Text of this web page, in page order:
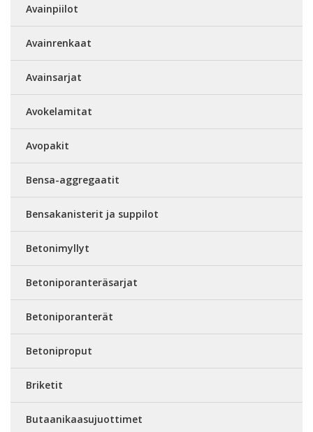
Avainpiilot
Avainrenkaat
Avainsarjat
Avokelamitat
Avopakit
Bensa-aggregaatit
Bensakanisterit ja suppilot
Betonimyllyt
Betoniporanteräsarjat
Betoniporanterät
Betoniproput
Briketit
Butaanikaasujuottimet